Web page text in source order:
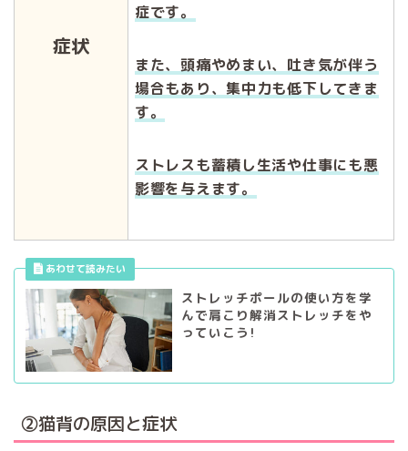
症状
症です。
また、頭痛やめまい、吐き気が伴う
場合もあり、集中力も低下してきま
す。
ストレスも蓄積し生活や仕事にも悪
影響を与えます。
ストレッチポールの使い方を学
んで肩こり解消ストレッチをや
っていこう!
②猫背の原因と症状